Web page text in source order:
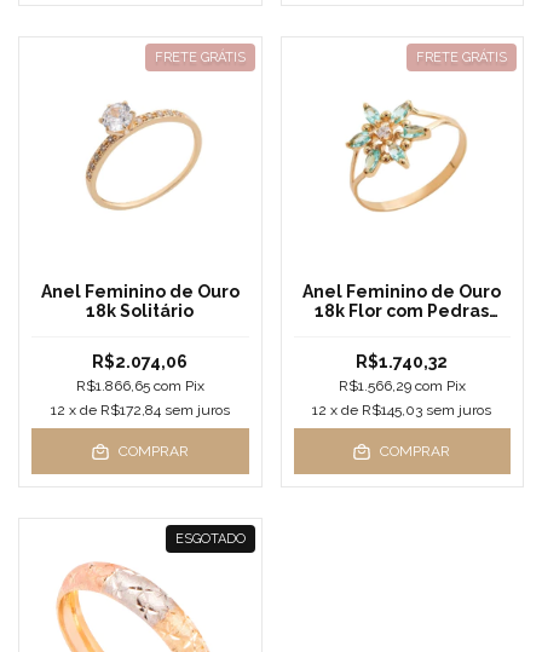
FRETE GRÁTIS
Anel Feminino de Ouro
18k Solitário
R$2.074,06
R$1.866,65 com Pix
12 x de R$172,84 sem juros
COMPRAR
FRETE GRÁTIS
Anel Feminino de Ouro
18k Flor com Pedras
R$1.740,32
R$1.566,29 com Pix
12 x de R$145,03 sem juros
COMPRAR
ESGOTADO